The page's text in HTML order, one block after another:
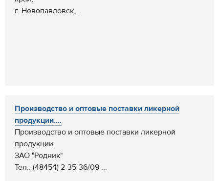
г. Новопавловск,...
Производство и оптовые поставки ликерной
продукции....
Производство и оптовые поставки ликерной
продукции.
ЗАО "Родник"
Тел.: (48454) 2-35-36/09 ...